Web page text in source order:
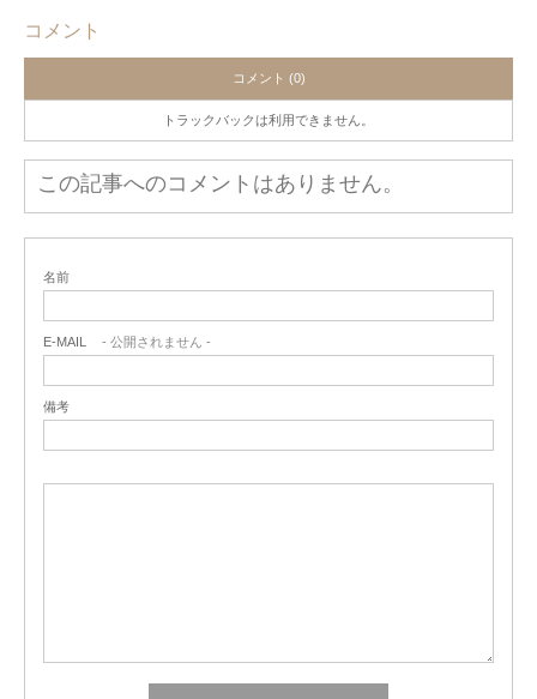
コメント
コメント (0)
トラックバックは利用できません。
この記事へのコメントはありません。
名前
E-MAIL - 公開されません -
備考